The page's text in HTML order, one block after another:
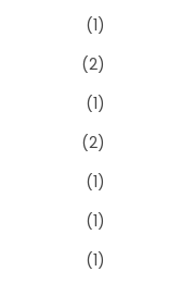
(1)
(2)
(1)
(2)
(1)
(1)
(1)